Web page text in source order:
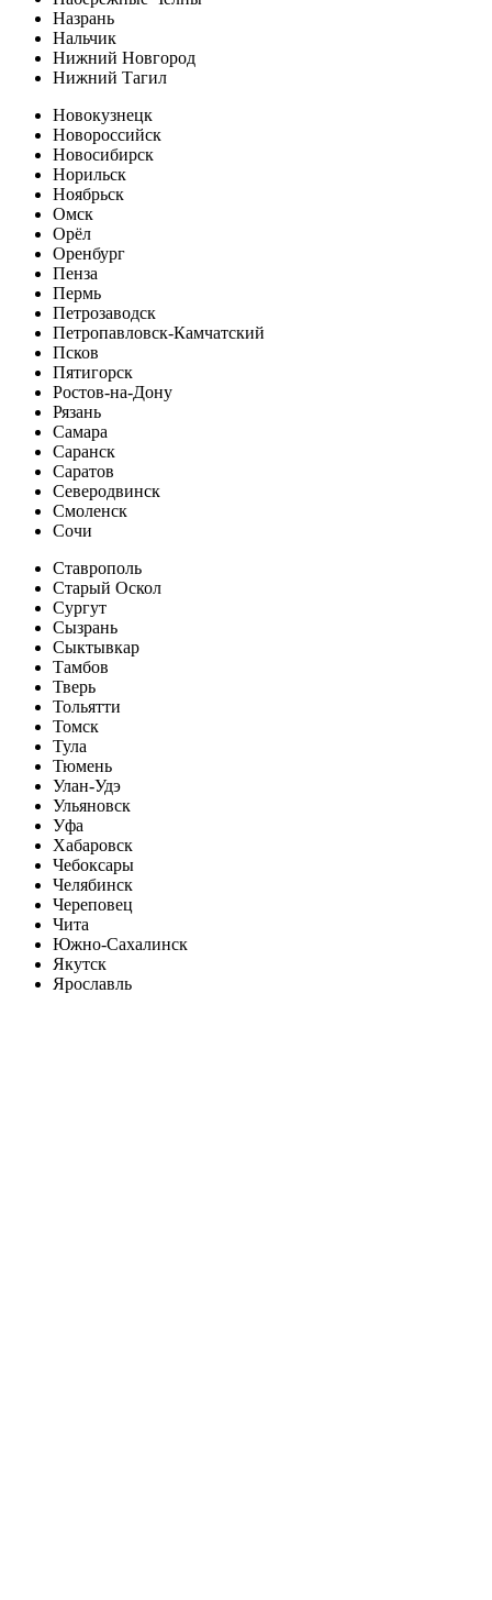
Назрань
Нальчик
Нижний Новгород
Нижний Тагил
Новокузнецк
Новороссийск
Новосибирск
Норильск
Ноябрьск
Омск
Орёл
Оренбург
Пенза
Пермь
Петрозаводск
Петропавловск-Камчатский
Псков
Пятигорск
Ростов-на-Дону
Рязань
Самара
Саранск
Саратов
Северодвинск
Смоленск
Сочи
Ставрополь
Старый Оскол
Сургут
Сызрань
Сыктывкар
Тамбов
Тверь
Тольятти
Томск
Тула
Тюмень
Улан-Удэ
Ульяновск
Уфа
Хабаровск
Чебоксары
Челябинск
Череповец
Чита
Южно-Сахалинск
Якутск
Ярославль